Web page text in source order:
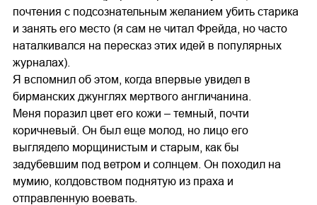
почтения с подсознательным желанием убить старика
и занять его место (я сам не читал Фрейда, но часто
наталкивался на пересказ этих идей в популярных
журналах).
Я вспомнил об этом, когда впервые увидел в
бирманских джунглях мертвого англичанина.
Меня поразил цвет его кожи – темный, почти
коричневый. Он был еще молод, но лицо его
выглядело морщинистым и старым, как бы
задубевшим под ветром и солнцем. Он походил на
мумию, колдовством поднятую из праха и
отправленную воевать.